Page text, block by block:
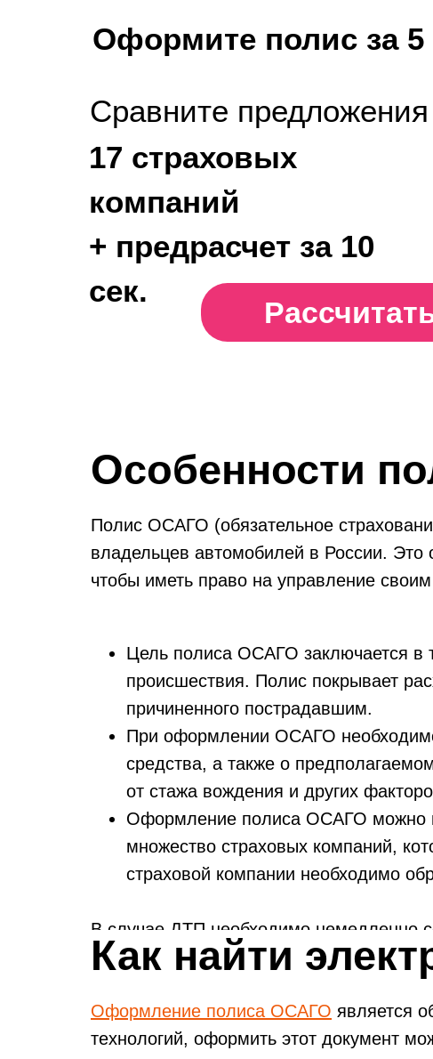
Оформите полис за 5
Сравните предложения
17 страховых
компаний
+ предрасчет за 10
сек.
Особенности
Полис ОСАГО (обязательное
владельцев автомобилей в России.
чтобы иметь право на управление
Цель полиса ОСАГО заключается в
происшествия. Полис покрывает
причиненного пострадавшим.
При оформлении ОСАГО
средства, а также о
от стажа вождения и других
Оформление полиса ОСАГО можно
множество страховых компаний,
страховой компании необходимо
В случае ДТП необходимо немедленно
дальнейшим действиям. Страховая
Как найти
Оформление полиса ОСАГО является
технологий, оформить этот документ